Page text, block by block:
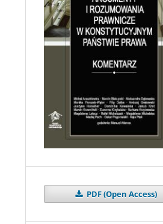
PDF (Open Access)